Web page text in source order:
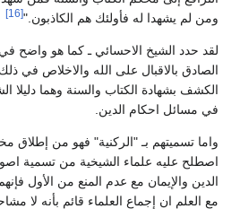
ومن لم يشهدا له فأولئك هم الكاذبون."[16]
لقد حدد الشيخ الاحسائي ـ كما هو واضح
الصادق بالاقبال على الله والاخلاص في
الكشف بشهادة الكتاب والسنة وهما دليلا
في مسائل احكام الدين.
واما تسميتهم بـ "الركنية" فهو من إطلاق
اصطلح عليه علماء الشيخية من تسمية اصول
الدين والإيمان مع عدم المنع من الأول
مع العلم ان إجماع العلماء قائم بأنه لا